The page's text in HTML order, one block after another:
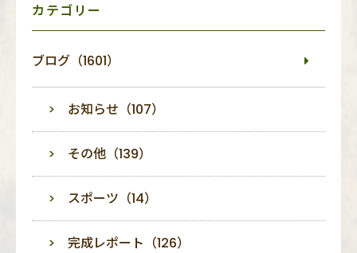
カテゴリー
ブログ（1601）
お知らせ（107）
その他（139）
スポーツ（14）
完成レポート（126）